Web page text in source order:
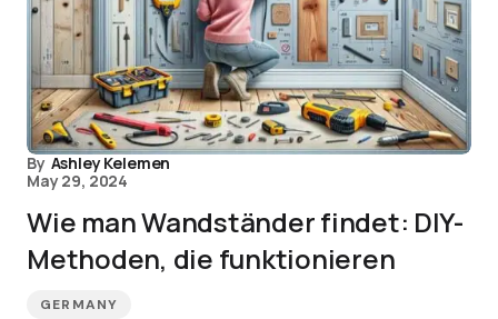
By Ashley Kelemen
May 29, 2024
Wie man Wandständer findet: DIY-
Methoden, die funktionieren
GERMANY